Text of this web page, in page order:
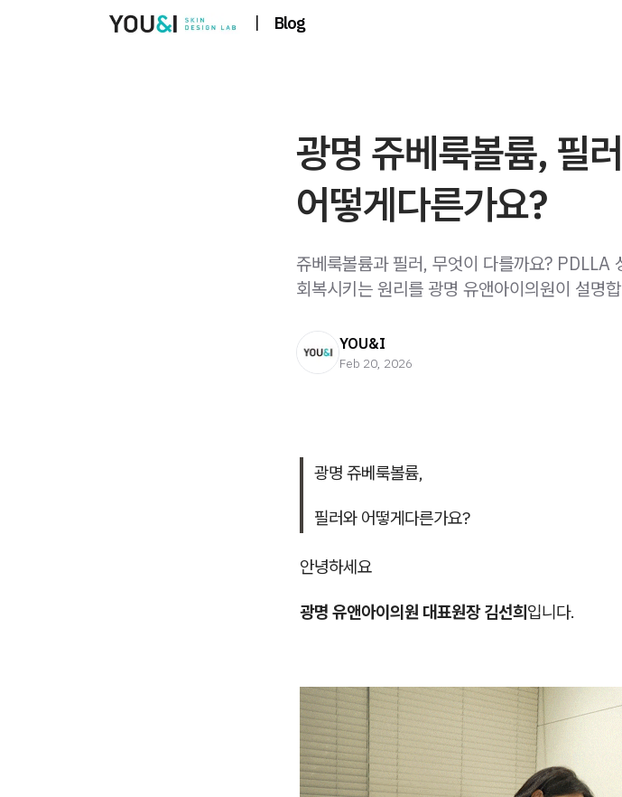
| Blog
광명 쥬베룩볼륨, 필
어떻게다른가요?
쥬베룩볼륨과 필러, 무엇이 다를까요? PDLLA
회복시키는 원리를 광명 유앤아이의원이 설명
YOU&I
Feb 20, 2026
광명 쥬베룩볼륨,
필러와 어떻게다른가요?
안녕하세요
광명 유앤아이의원 대표원장 김선희입니다.